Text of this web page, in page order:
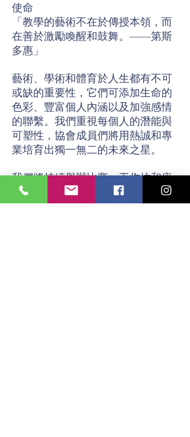
使命
「教學的藝術不在於傳授本領，而
在善於激勵喚醒和鼓舞。——第斯
多惠」
藝術、學術和體育於人生都有不可
或缺的重要性，它們可添加生命的
色彩、豐富個人內涵以及加強感情
的聯繫。我們重視每個人的潛能與
可塑性，協會成員們將用熱誠和專
業培育出獨一無二的未來之星。
我們將持續舉辦比賽、工作坊和座
談會等，內容涵蓋舞蹈、繪畫創
作、音樂、徵文、數學等，形式也